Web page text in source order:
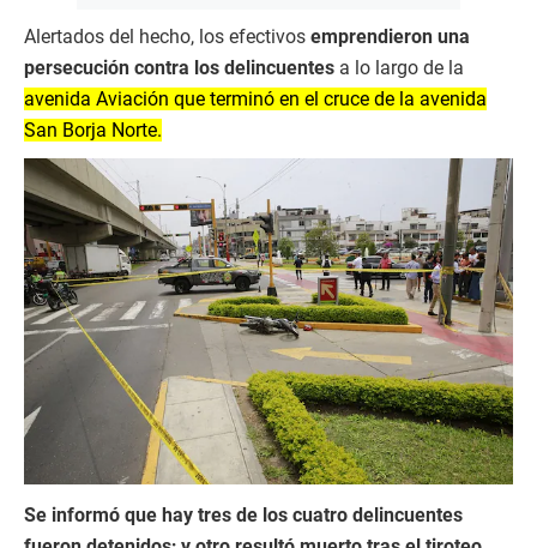
Alertados del hecho, los efectivos emprendieron una
persecución contra los delincuentes a lo largo de la
avenida Aviación que terminó en el cruce de la avenida
San Borja Norte.
Se informó que hay tres de los cuatro delincuentes